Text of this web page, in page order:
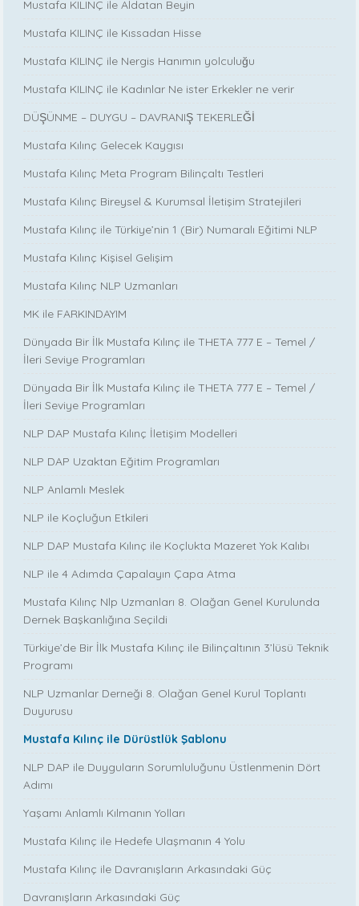
Mustafa KILINÇ ile Aldatan Beyin
Mustafa KILINÇ ile Kıssadan Hisse
Mustafa KILINÇ ile Nergis Hanımın yolculuğu
Mustafa KILINÇ ile Kadınlar Ne ister Erkekler ne verir
DÜŞÜNME – DUYGU – DAVRANIŞ TEKERLEĞİ
Mustafa Kılınç Gelecek Kaygısı
Mustafa Kılınç Meta Program Bilinçaltı Testleri
Mustafa Kılınç Bireysel & Kurumsal İletişim Stratejileri
Mustafa Kılınç ile Türkiye’nin 1 (Bir) Numaralı Eğitimi NLP
Mustafa Kılınç Kişisel Gelişim
Mustafa Kılınç NLP Uzmanları
MK ile FARKINDAYIM
Dünyada Bir İlk Mustafa Kılınç ile THETA 777 E – Temel /
İleri Seviye Programları
Dünyada Bir İlk Mustafa Kılınç ile THETA 777 E – Temel /
İleri Seviye Programları
NLP DAP Mustafa Kılınç İletişim Modelleri
NLP DAP Uzaktan Eğitim Programları
NLP Anlamlı Meslek
NLP ile Koçluğun Etkileri
NLP DAP Mustafa Kılınç ile Koçlukta Mazeret Yok Kalıbı
NLP ile 4 Adımda Çapalayın Çapa Atma
Mustafa Kılınç Nlp Uzmanları 8. Olağan Genel Kurulunda
Dernek Başkanlığına Seçildi
Türkiye’de Bir İlk Mustafa Kılınç ile Bilinçaltının 3’lüsü Teknik
Programı
NLP Uzmanlar Derneği 8. Olağan Genel Kurul Toplantı
Duyurusu
Mustafa Kılınç ile Dürüstlük Şablonu
NLP DAP ile Duyguların Sorumluluğunu Üstlenmenin Dört
Adımı
Yaşamı Anlamlı Kılmanın Yolları
Mustafa Kılınç ile Hedefe Ulaşmanın 4 Yolu
Mustafa Kılınç ile Davranışların Arkasındaki Güç
Davranışların Arkasındaki Güç